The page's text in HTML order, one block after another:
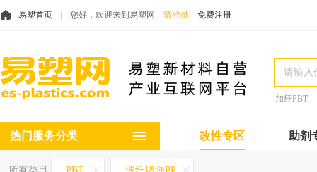
易塑首页 您好，欢迎来到易塑网 请登录 免费注册
加纤PBT
热门服务分类 改性专区 助剂